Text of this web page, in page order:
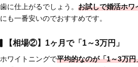
歯に仕上がるでしょう。 お試しで婚活ホワ
にも一番安いのでおすすめです。
【相場②】1ヶ月で「1～3万円」
ホワイトニングで平均的なのが「1～3万円